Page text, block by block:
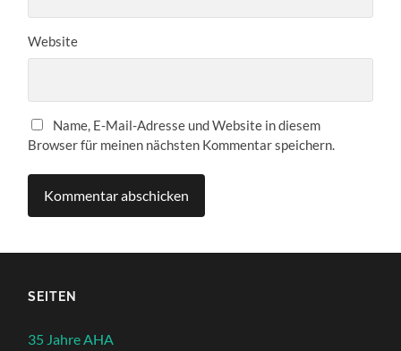
Website
Name, E-Mail-Adresse und Website in diesem
Browser für meinen nächsten Kommentar speichern.
SEITEN
35 Jahre AHA